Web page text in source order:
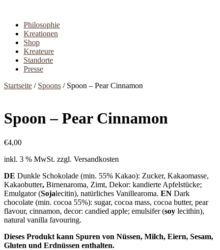
Philosophie
Kreationen
Shop
Kreateure
Standorte
Presse
Startseite / Spoons / Spoon – Pear Cinnamon
Spoon – Pear Cinnamon
€4,00
inkl. 3 % MwSt. zzgl. Versandkosten
DE Dunkle Schokolade (min. 55% Kakao): Zucker, Kakaomasse,
Kakaobutter, Birnenaroma, Zimt, Dekor: kandierte Apfelstücke;
Emulgator (Sojalecitin), natürliches Vanillearoma. EN Dark
chocolate (min. cocoa 55%): sugar, cocoa mass, cocoa butter, pear
flavour, cinnamon, decor: candied apple; emulsifer (soy lecithin),
natural vanilla favouring.
Dieses Produkt kann Spuren von Nüssen, Milch, Eiern, Sesam,
Gluten und Erdnüssen enthalten.